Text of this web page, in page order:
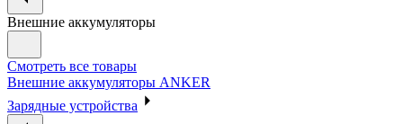
Внешние аккумуляторы
Смотреть все товары
Внешние аккумуляторы ANKER
Зарядные устройства